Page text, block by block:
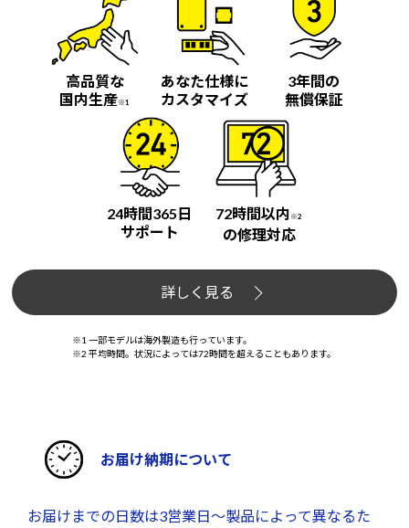
高品質な
国内生産※1
あなた仕様に
カスタマイズ
3年間の
無償保証
24時間365日
サポート
72時間以内 ※2
の修理対応
詳しく見る
※1 一部モデルは海外製造も行っています。
※2 平均時間。状況によっては72時間を超えることもあります。
お届け納期について
お届けまでの日数は3営業日～製品によって異なるた